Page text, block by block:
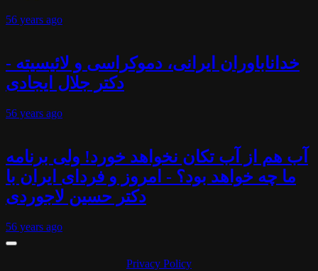
56 years ago
خداناباوران ایرانی، دموکراسی و لائیسیته -
دکتر جلال ایجادی
56 years ago
آب هم از آب تکان نخواهد خورد! ولی برنامه
ما چه خواهد بود؟ - امروز و فردای ایران با
دکتر حسین لاجوردی
56 years ago
Privacy Policy